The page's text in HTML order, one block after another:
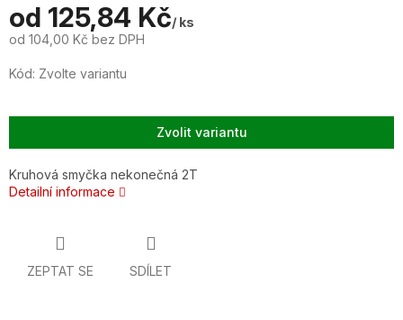
od 125,84 Kč/ ks
od 104,00 Kč bez DPH
cena:
Kód: Zvolte variantu
Zvolit variantu
Kruhová smyčka nekonečná 2T
Detailní informace
ZEPTAT SE SDÍLET